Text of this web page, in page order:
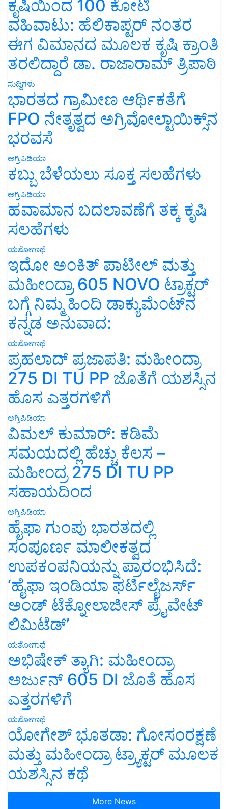
ಕೃಷಿಯಿಂದ 100 ಕೋಟಿ
ವಹಿವಾಟು: ಹೆಲಿಕಾಪ್ಟರ್ ನಂತರ
ಈಗ ವಿಮಾನದ ಮೂಲಕ ಕೃಷಿ ಕ್ರಾಂತಿ
ತರಲಿದ್ದಾರೆ ಡಾ. ರಾಜಾರಾಮ್ ತ್ರಿಪಾಠಿ
ಸುದ್ದಿಗಳು
ಭಾರತದ ಗ್ರಾಮೀಣ ಆರ್ಥಿಕತೆಗೆ
FPO ನೇತೃತ್ವದ ಅಗ್ರಿವೋಲ್ಟಾಯಿಕ್ಸ್‌ನ
ಭರವಸೆ
ಅಗ್ರಿಪಿಡಿಯಾ
ಕಬ್ಬು ಬೆಳೆಯಲು ಸೂಕ್ತ ಸಲಹೆಗಳು
ಅಗ್ರಿಪಿಡಿಯಾ
ಹವಾಮಾನ ಬದಲಾವಣೆಗೆ ತಕ್ಕ ಕೃಷಿ
ಸಲಹೆಗಳು
ಯಶೋಗಾಥೆ
ಇದೋ ಅಂಕಿತ್ ಪಾಟೀಲ್ ಮತ್ತು
ಮಹೀಂದ್ರಾ 605 NOVO ಟ್ರಾಕ್ಟರ್
ಬಗ್ಗೆ ನಿಮ್ಮ ಹಿಂದಿ ಡಾಕ್ಯುಮೆಂಟ್‌ನ
ಕನ್ನಡ ಅನುವಾದ:
ಯಶೋಗಾಥೆ
ಪ್ರಹಲಾದ್ ಪ್ರಜಾಪತಿ: ಮಹೀಂದ್ರಾ
275 DI TU PP ಜೊತೆಗೆ ಯಶಸ್ಸಿನ
ಹೊಸ ಎತ್ತರಗಳಿಗೆ
ಅಗ್ರಿಪಿಡಿಯಾ
ವಿಮಲ್ ಕುಮಾರ್: ಕಡಿಮೆ
ಸಮಯದಲ್ಲಿ ಹೆಚ್ಚು ಕೆಲಸ –
ಮಹೀಂದ್ರ 275 DI TU PP
ಸಹಾಯದಿಂದ
ಅಗ್ರಿಪಿಡಿಯಾ
ಹೈಫಾ ಗುಂಪು ಭಾರತದಲ್ಲಿ
ಸಂಪೂರ್ಣ ಮಾಲೀಕತ್ವದ
ಉಪಕಂಪನಿಯನ್ನು ಪ್ರಾರಂಭಿಸಿದೆ:
‘ಹೈಫಾ ಇಂಡಿಯಾ ಫರ್ಟಿಲೈಜರ್ಸ್
ಅಂಡ್ ಟೆಕ್ನೋಲಾಜೀಸ್ ಪ್ರೈವೇಟ್
ಲಿಮಿಟೆಡ್’
ಯಶೋಗಾಥೆ
ಅಭಿಷೇಕ್ ತ್ಯಾಗಿ: ಮಹೀಂದ್ರಾ
ಅರ್ಜುನ್ 605 DI ಜೊತೆ ಹೊಸ
ಎತ್ತರಗಳಿಗೆ
ಯಶೋಗಾಥೆ
ಯೋಗೇಶ್ ಭೂತಡಾ: ಗೋಸಂರಕ್ಷಣೆ
ಮತ್ತು ಮಹೀಂದ್ರಾ ಟ್ರ್ಯಾಕ್ಟರ್ ಮೂಲಕ
ಯಶಸ್ಸಿನ ಕಥೆ
More News